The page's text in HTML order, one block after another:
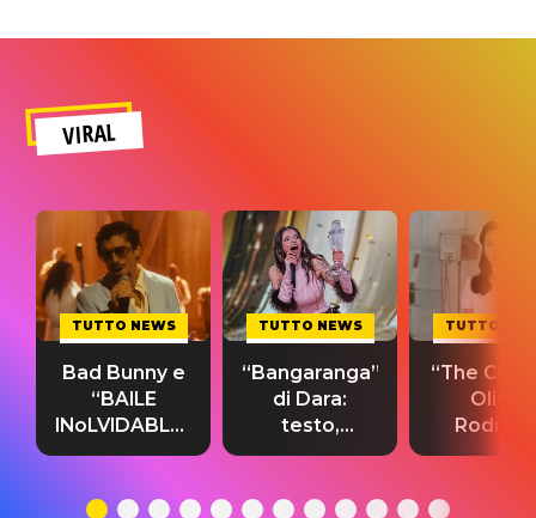
VIRAL
TUTTO NEWS
Bad Bunny e
“BAILE
INoLVIDABLE”:
testo,
significato
TUTTO NEWS
“Bangaranga”
di Dara:
testo,
traduzione e
del singolo
TUTTO
“The
Olivia
testo,